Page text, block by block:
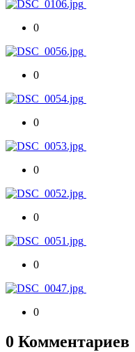
0
0
0
0
0
0
0
0 Комментариев